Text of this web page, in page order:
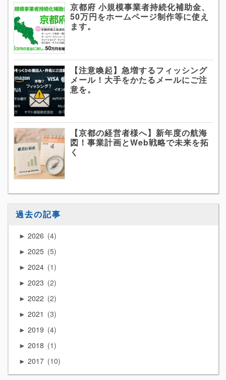
京都府 小規模事業者持続化補助金、
50万円をホームページ制作等に使え
ます。
【注意喚起】急増するフィッシング
メール！大手をかたるメールにご注
意を。
【京都の経営者様へ】新年度の航海
図！事業計画とWeb戦略で未来を拓
く
過去の記事
► 2026 4
► 2025 5
► 2024 1
► 2023 2
► 2022 2
► 2021 3
► 2019 4
► 2018 1
► 2017 10